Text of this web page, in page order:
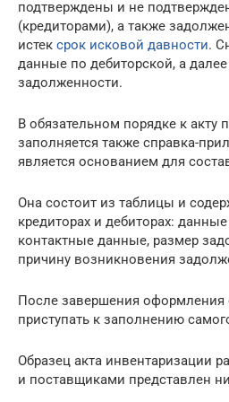
подтверждены и не
(кредиторами), а также
истек срок исковой давности.
данные по дебиторской, а
задолженности.
В обязательном порядке к
заполняется также справка-
является основанием для
Она состоит из таблицы и
кредиторах и дебиторах:
контактные данные, размер
причину возникновения
После завершения оформления
приступать к заполнению
Образец акта инвентаризации
и поставщиками представлен